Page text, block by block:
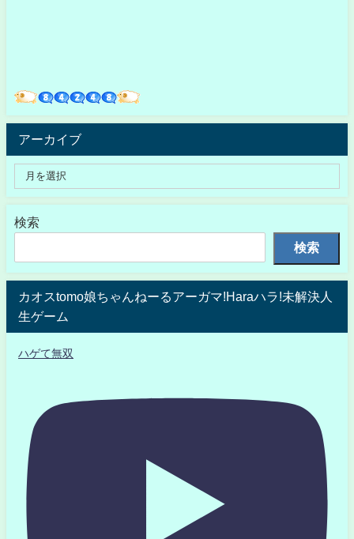
アーカイブ
検索
検索
カオスtomo娘ちゃんねーるアーガマ!Haraハラ!未解決人
生ゲーム
ハゲて無双